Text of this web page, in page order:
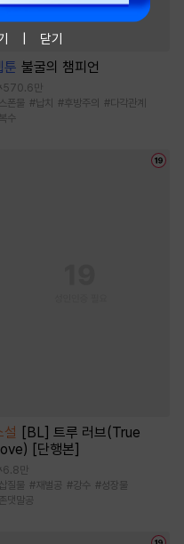
툰 불굴의 챔피언
570.6만
폰물 #납치 #후방주의 #다각관계
수
설 [BL] 트루 러브(True
[단행본]
6.8만
질물 #재벌공 #강수 #성장물
댓말공
닫기